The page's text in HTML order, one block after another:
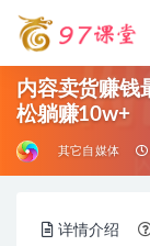
内容卖货赚钱
松躺赚10w+
其它自媒体
详情介绍